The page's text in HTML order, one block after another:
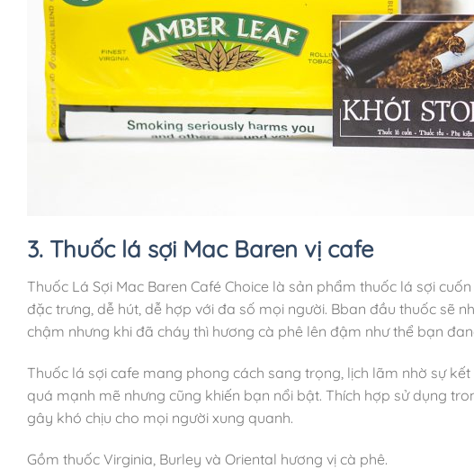
3. Thuốc lá sợi Mac Baren vị cafe
Thuốc Lá Sợi Mac Baren Café Choice là sản phẩm thuốc lá sợi
đặc trưng, dễ hút, dễ hợp với đa số mọi người. Bban đầu thuốc sẽ
chậm nhưng khi đã cháy thì hương cà phê lên đậm như thể bạn
Thuốc lá sợi cafe mang phong cách sang trọng, lịch lãm nhờ sự
quá mạnh mẽ nhưng cũng khiến bạn nổi bật. Thích hợp sử dụng
gây khó chịu cho mọi người xung quanh.
Gồm thuốc Virginia, Burley và Oriental hương vị cà phê.